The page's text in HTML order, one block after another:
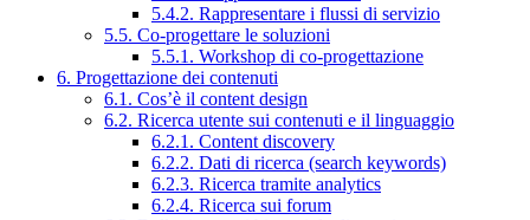
5.4.2. Rappresentare i flussi di servizio
5.5. Co-progettare le soluzioni
5.5.1. Workshop di co-progettazione
6. Progettazione dei contenuti
6.1. Cos’è il content design
6.2. Ricerca utente sui contenuti e il linguaggio
6.2.1. Content discovery
6.2.2. Dati di ricerca (search keywords)
6.2.3. Ricerca tramite analytics
6.2.4. Ricerca sui forum